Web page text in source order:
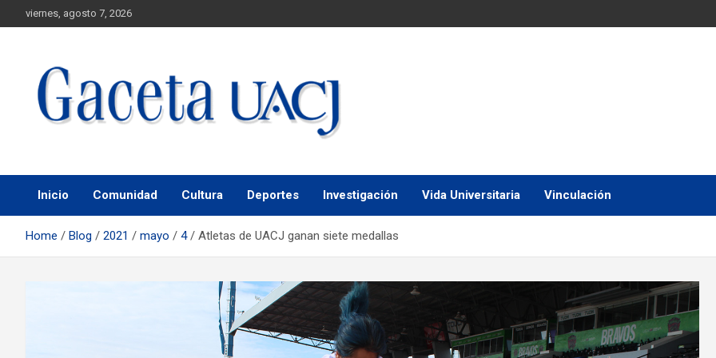
viernes, agosto 7, 2026
Gaceta UACJ
Inicio Comunidad Cultura Deportes Investigación Vida Universitaria Vinculación
Home Blog 2021 mayo 4 Atletas de UACJ ganan siete medallas